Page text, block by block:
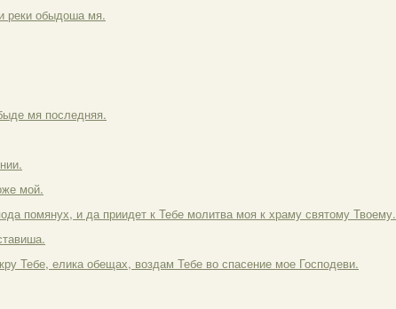
реки обыдоша мя.
мя последняя.
мой.
помянух, и да приидет к Тебе молитва моя к храму святому Твоему.
Тебе, елика обещах, воздам Тебе во спасение мое Господеви.